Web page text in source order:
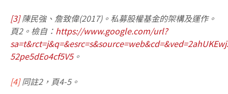
[3] 陳民強、詹致偉(2017)。私募股權基金的架構及運作。
頁2。檢自： https://www.google.com/url?
52pe5dEo4cf5V5。
[4] 同註2，頁4-5。